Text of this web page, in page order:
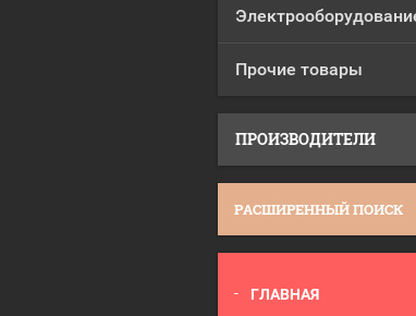
Прочие товары
ПРОИЗВОДИТЕЛИ
РАСШИРЕННЫЙ ПОИСК
ГЛАВНАЯ